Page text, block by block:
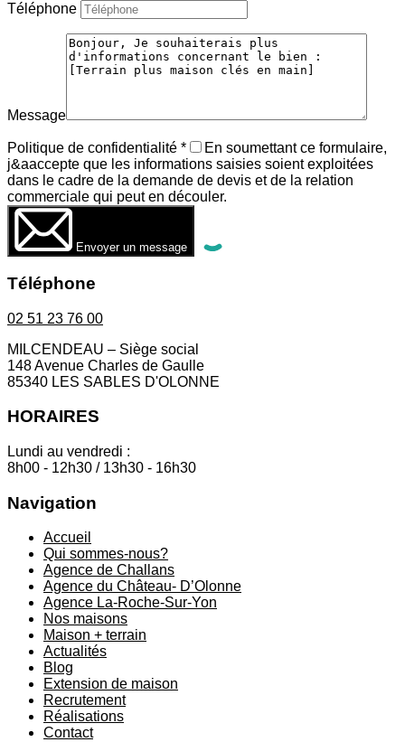
Téléphone
Message
Politique de confidentialité *
En soumettant ce formulaire,
j&aaccepte que les informations saisies soient exploitées
dans le cadre de la demande de devis et de la relation
commerciale qui peut en découler.
Envoyer un message
Téléphone
02 51 23 76 00
MILCENDEAU – Siège social
148 Avenue Charles de Gaulle
85340 LES SABLES D'OLONNE
HORAIRES
Lundi au vendredi :
8h00 - 12h30 / 13h30 - 16h30
Navigation
Accueil
Qui sommes-nous?
Agence de Challans
Agence du Château- D’Olonne
Agence La-Roche-Sur-Yon
Nos maisons
Maison + terrain
Actualités
Blog
Extension de maison
Recrutement
Réalisations
Contact